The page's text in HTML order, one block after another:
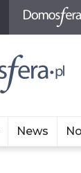
News